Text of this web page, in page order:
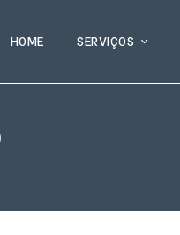
HOME SERVIÇOS